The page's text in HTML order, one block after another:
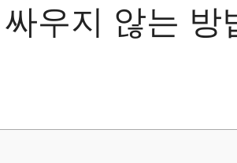
우지 않는 방